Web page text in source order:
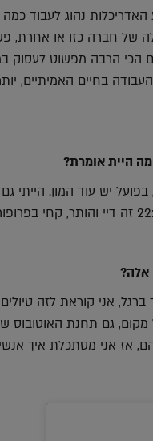
נהוג לעבוד כמה
של חברה כזו או אחרת,
הכי הרבה מפשוט לעסוק
בחיים האמיתיים,
היית אומרת?
יש עוד המון. הייתי
אלה?
אני קוראת לזה
מקום, גם תחנת האוטובוס
אז אני מסתכלת איך